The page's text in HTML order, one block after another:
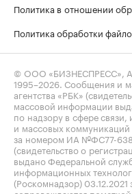
Политика в отношении
Политика обработки
© ООО «БИЗНЕСПРЕСС»,
1995–2026 . Сообщения и
агентства «РБК»
массовой информации
по надзору в сфере
и массовых коммуникаций
за номером ИА №ФС77-
(свидетельство о
выдано Федеральной
информационных
(Роскомнадзор)